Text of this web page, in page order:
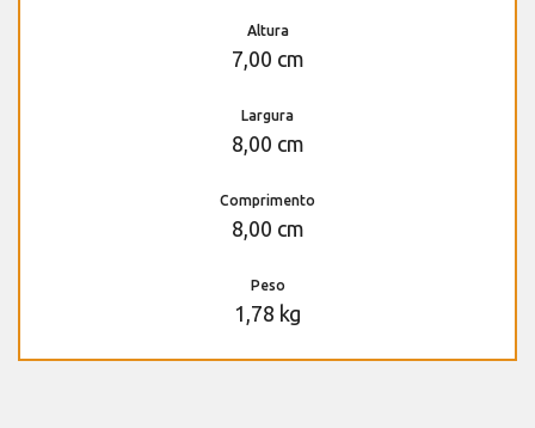
Altura
7,00 cm
Largura
8,00 cm
Comprimento
8,00 cm
Peso
1,78 kg